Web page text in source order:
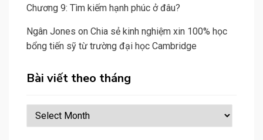
Chương 9: Tìm kiếm hạnh phúc ở đâu?
Ngân Jones on Chia sẻ kinh nghiệm xin 100% học
bổng tiến sỹ từ trường đại học Cambridge
Bài viết theo tháng
Bài
viết